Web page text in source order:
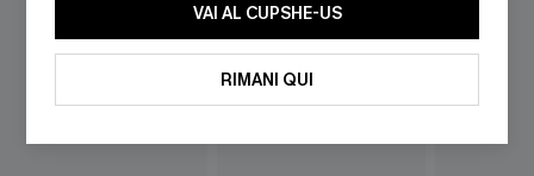
VAI AL CUPSHE-US
RIMANI QUI